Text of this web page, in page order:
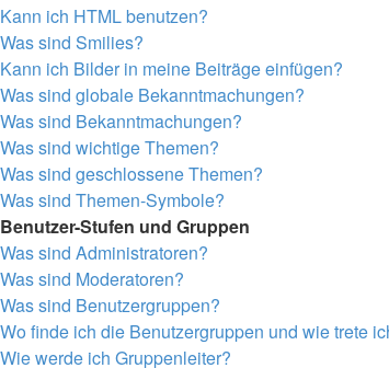
Kann ich HTML benutzen?
Was sind Smilies?
Kann ich Bilder in meine Beiträge einfügen?
Was sind globale Bekanntmachungen?
Was sind Bekanntmachungen?
Was sind wichtige Themen?
Was sind geschlossene Themen?
Was sind Themen-Symbole?
Benutzer-Stufen und Gruppen
Was sind Administratoren?
Was sind Moderatoren?
Was sind Benutzergruppen?
Wo finde ich die Benutzergruppen und wie trete
Wie werde ich Gruppenleiter?